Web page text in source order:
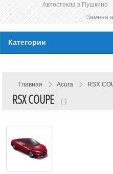
Автостекла в Пушкино
Замена
Категории
Главная Acura RSX
RSX COUPE ( )